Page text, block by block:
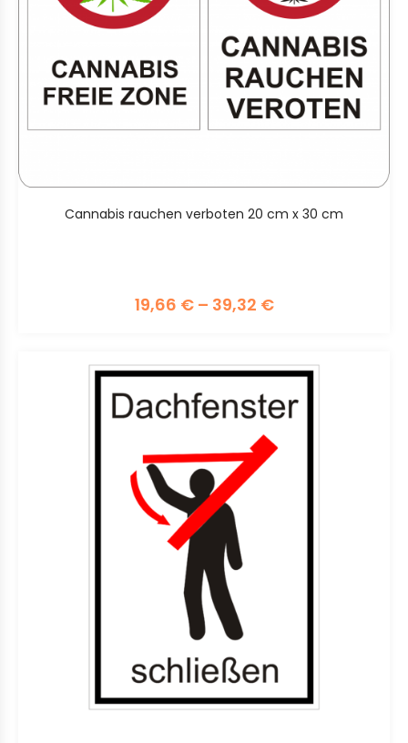
Cannabis rauchen verboten 20 cm x 30 cm
19,66 €– 39,32 €